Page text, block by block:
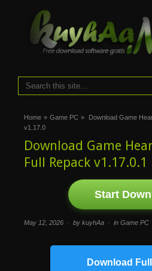
Home » Game PC »
Download Game
v1.17.0
Download Game
Full Repack v1.17.0.1
Start
May 12, 2026 · by kuyhAa · in Game PC
Download